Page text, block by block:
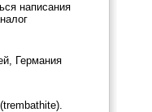
написания
Германия
(trembathite).